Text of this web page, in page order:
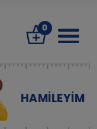
HAMILEYIM
0